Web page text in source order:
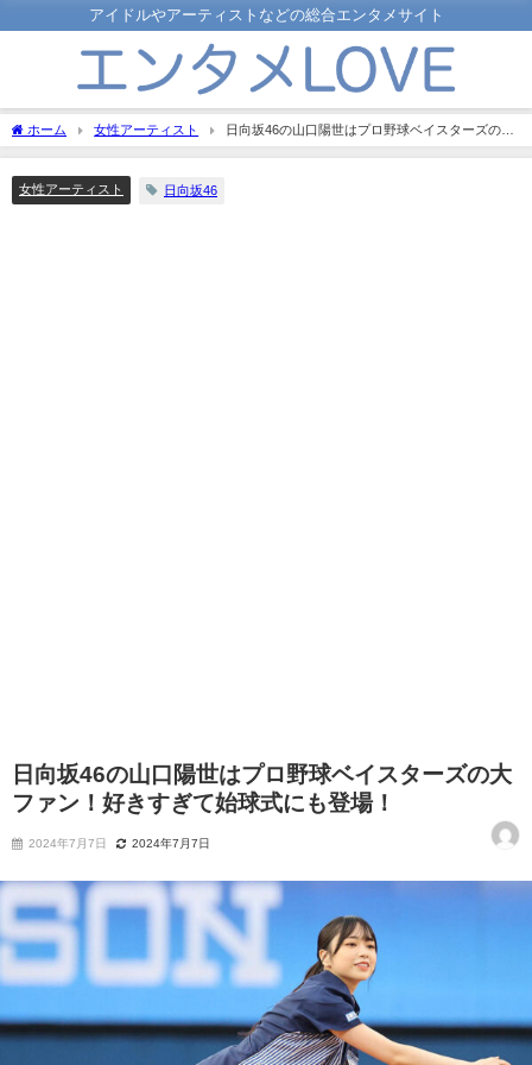
アイドルやアーティストなどの総合エンタメサイト
ホーム 女性アーティスト
日向坂46の山口陽世はプロ野球ベイスターズの大
ファン！好きすぎて始球式にも登場！
女性アーティスト 日向坂46
日向坂46の山口陽世はプロ野球ベイスターズの大
ファン！好きすぎて始球式にも登場！
2024年7月7日 2024年7月7日